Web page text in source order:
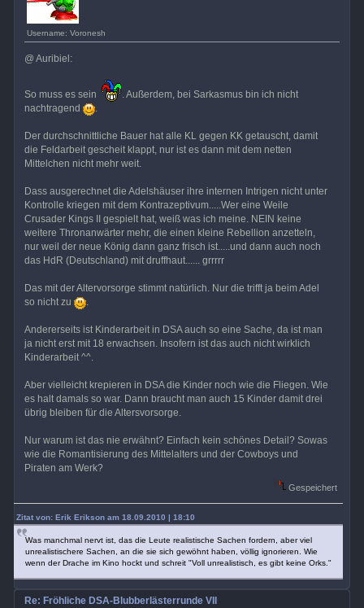
Username: Voronesh
@ Auribiel:
So muss es sein
. Außerdem, bei Sarkasmus bin ich nicht
nachtragend
.
Der durchschnittliche Bauer hat alle KL gegen KK getauscht, damit
die Feldarbeit gescheit klappt, nur ist es dann mit dem netten
Mittelchen nicht mehr weit.
Dass ausgerechnet die Adelshäuser ihre internen Intrigen nicht unter
Kontrolle kriegen mit dem Kontrazeptivum.....Wer eine Weile
Crusader Kings II gespielt hat, weiß was ich meine. NEIN keine
weitere Thronanwärter mehr, die einen kleine Rebellion anzetteln,
nur weil der neue König dann ganz frisch ist.....und dann auch noch
das HdR (Deutschland) mit druffhaut...... grrrrr
Das mit der Altervorsorge stimmt natürlich. Nur die trifft ja beim Adel
so nicht zu
.
Andererseits ist Kinderarbeit in DSA auch so eine Sache, da ist man
ja nicht erst mit 18 erwachsen. Insofern ist das auch nicht wirklich
Kinderarbeit ^^.
Aber vielleicht krepieren in DSA die Kinder noch wie die Fliegen. Wie
es halt damals so war. Dann braucht man auch 15 Kinder damit drei
übrig bleiben für die Altersvorsorge.
Nur warum ist das nie erwähnt? Einfach kein schönes Detail? Sowas
wie die Romantisierung des Mittelalters und der Cowboys und
Piraten am Werk?
Gespeichert
Zitat von: Erik Erikson am 18.09.2010 | 18:10
Was manchmal nervt ist, das die Leute realistische Sachen fordern, aber viel
unrealistischere Sachen, an die sie sich gewöhnt haben, völlig ignorieren. Wie
wenn der Drache im Kino hockt und schreit "Voll unrealistisch, es gibt keine Orks."
Re: Fröhliche DSA-Blubberlästerrunde VII